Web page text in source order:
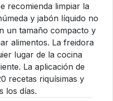
recomienda limpiar la
y jabón líquido no
un tamaño compacto y
alimentos. La freidora
lugar de la cocina
La aplicación de
recetas riquísimas y
los días.